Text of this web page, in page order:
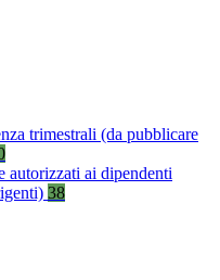
trimestrali (da pubblicare
autorizzati ai dipendenti
38